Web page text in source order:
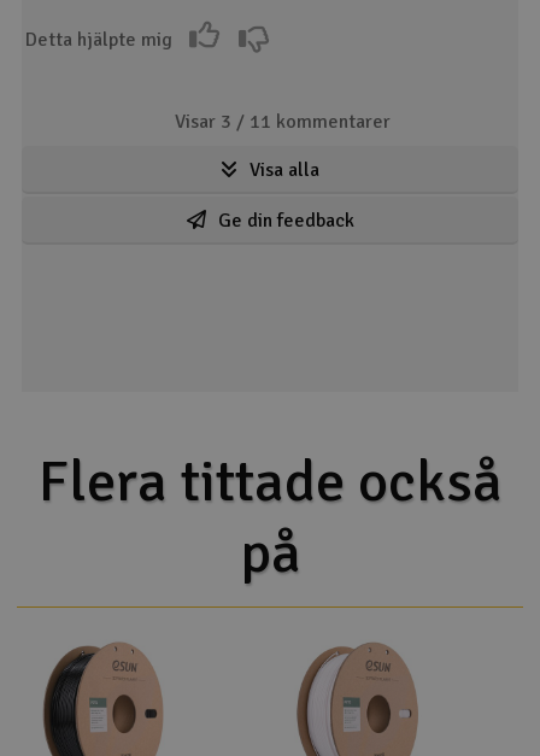
Detta hjälpte mig
Visar 3 / 11 kommentarer
Visa alla
Ge din feedback
Flera tittade också
på